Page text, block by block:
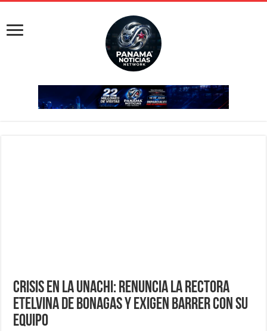
Crisis en la Unachi: Renuncia la rectora
Etelvina de Bonagas y exigen barrer con su
equipo